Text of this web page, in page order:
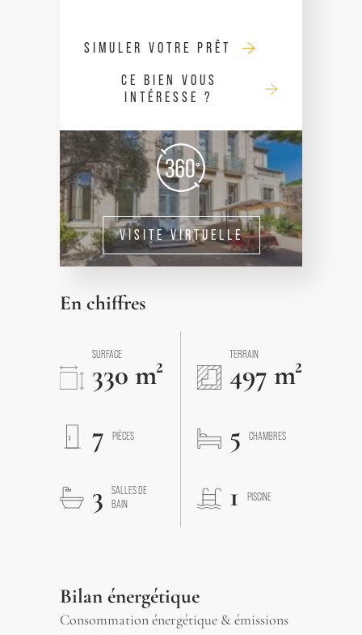
SIMULER VOTRE PRÊT
CE BIEN VOUS
INTÉRESSE ?
VISITE VIRTUELLE
En chiffres
SURFACE
330 m²
TERRAIN
497 m²
7
PIÈCES 5 CHAMBRES
3
SALLES DE
BAIN
1 PISCINE
Bilan énergétique
Consommation énergétique & émissions